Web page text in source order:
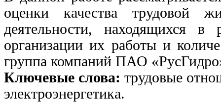
оценки качества трудовой
деятельности, находящихся
организации их работы и
группа компаний ПАО
Ключевые слова: трудовые
электроэнергетика.